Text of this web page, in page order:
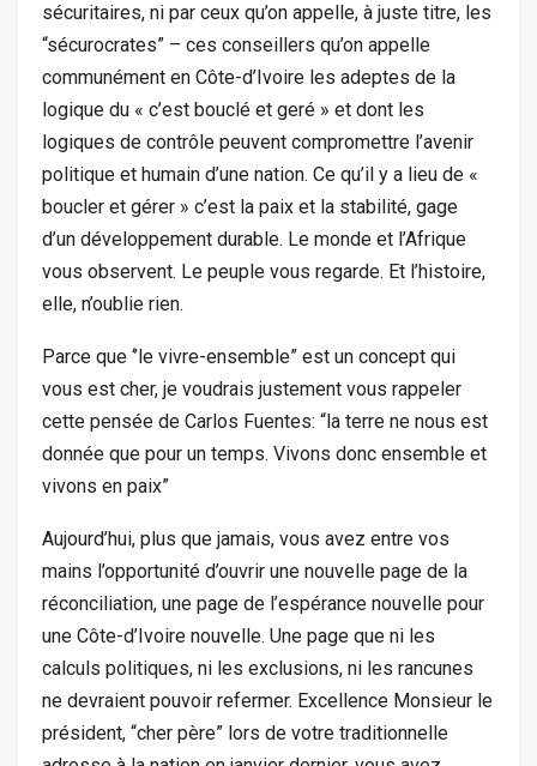
sécuritaires, ni par ceux qu’on appelle, à juste titre, les
“sécurocrates” – ces conseillers qu’on appelle
communément en Côte-d’Ivoire les adeptes de la
logique du « c’est bouclé et geré » et dont les
logiques de contrôle peuvent compromettre l’avenir
politique et humain d’une nation. Ce qu’il y a lieu de «
boucler et gérer » c’est la paix et la stabilité, gage
d’un développement durable. Le monde et l’Afrique
vous observent. Le peuple vous regarde. Et l’histoire,
elle, n’oublie rien.
Parce que ‘’le vivre-ensemble” est un concept qui
vous est cher, je voudrais justement vous rappeler
cette pensée de Carlos Fuentes: “la terre ne nous est
donnée que pour un temps. Vivons donc ensemble et
vivons en paix”
Aujourd’hui, plus que jamais, vous avez entre vos
mains l’opportunité d’ouvrir une nouvelle page de la
réconciliation, une page de l’espérance nouvelle pour
une Côte-d’Ivoire nouvelle. Une page que ni les
calculs politiques, ni les exclusions, ni les rancunes
ne devraient pouvoir refermer. Excellence Monsieur le
président, “cher père” lors de votre traditionnelle